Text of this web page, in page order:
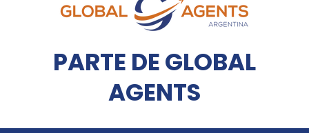
PARTE DE GLOBAL
AGENTS